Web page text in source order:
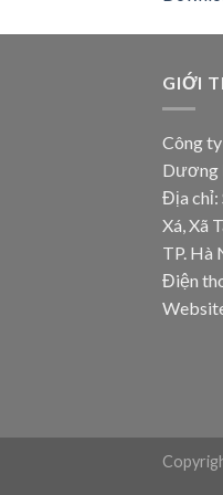
GIỚI
Công
Dương
Địa chỉ:
Xá, Xã
TP. Hà
Điện